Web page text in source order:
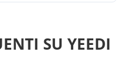
SU YEEDI